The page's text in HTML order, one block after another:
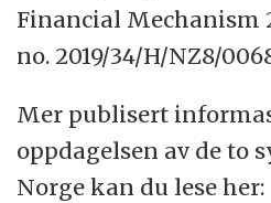
Financial Mechanism
no. 2019/34/H/NZ8/
Mer publisert
oppdagelsen av de to
Norge kan du lese her: